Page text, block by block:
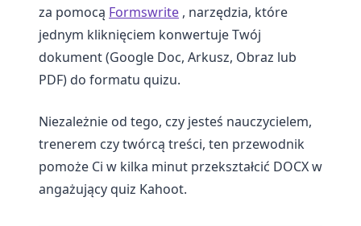
za pomocą Formswrite , narzędzia, które
jednym kliknięciem konwertuje Twój
dokument (Google Doc, Arkusz, Obraz lub
PDF) do formatu quizu.
Niezależnie od tego, czy jesteś nauczycielem,
trenerem czy twórcą treści, ten przewodnik
pomoże Ci w kilka minut przekształcić DOCX w
angażujący quiz Kahoot.